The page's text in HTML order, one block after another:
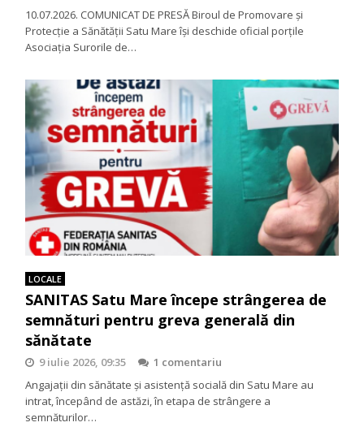
10.07.2026. COMUNICAT DE PRESĂ Biroul de Promovare și
Protecție a Sănătății Satu Mare își deschide oficial porțile
Asociația Surorile de…
LOCALE
SANITAS Satu Mare începe strângerea de
semnături pentru greva generală din
sănătate
9 iulie 2026, 09:35
1 comentariu
Angajații din sănătate și asistență socială din Satu Mare au
intrat, începând de astăzi, în etapa de strângere a
semnăturilor…